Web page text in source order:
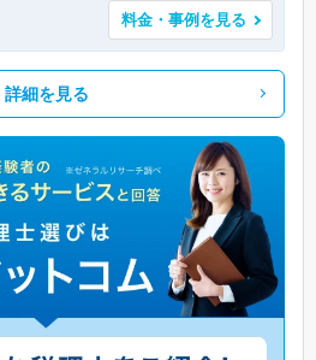
料金・事例を見る
詳細を見る